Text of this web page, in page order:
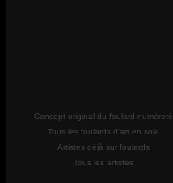
Concept original du foulard numéroté
Tous les foulards d'art en soie
Artistes déjà sur foulards
Tous les artistes